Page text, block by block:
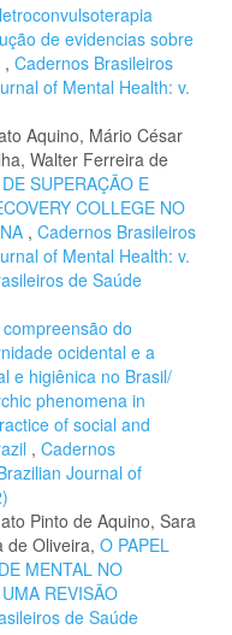
de evidencias sobre
, Cadernos Brasileiros
of Mental Health: v.
Aquino, Mário César
Walter Ferreira de
SUPERAÇÃO E
COLLEGE NO
, Cadernos Brasileiros
of Mental Health: v.
de Saúde
compreensão do
ocidental e a
e higiênica no Brasil/
phenomena in
of social and
, Cadernos
Journal of
Pinto de Aquino, Sara
de Oliveira, O PAPEL
MENTAL NO
REVISÃO
de Saúde